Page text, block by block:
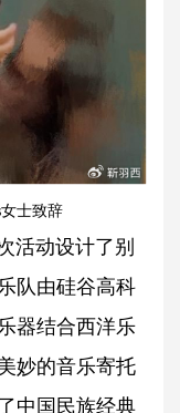
士致辞
活动设计了别
队由硅谷高科
器结合西洋乐
妙的音乐寄托
中国民族经典